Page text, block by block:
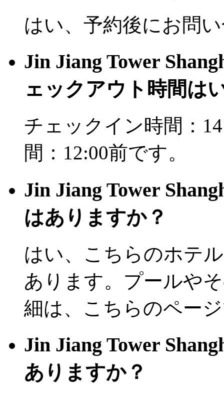
はい、予約後にお問
Jin Jiang Tower
ェックアウト時間は
チェックイン時間：
間：12:00前です。
Jin Jiang Tower
はありますか？
はい、こちらのホテ
あります。プールや
細は、こちらのペー
Jin Jiang Tower
ありますか？